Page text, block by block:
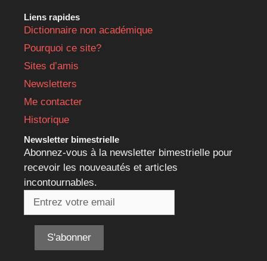
Liens rapides
Dictionnaire non académique
Pourquoi ce site?
Sites d’amis
Newsletters
Me contacter
Historique
Newsletter bimestrielle
Abonnez-vous à la newsletter bimestrielle pour
recevoir les nouveautés et articles
incontournables.